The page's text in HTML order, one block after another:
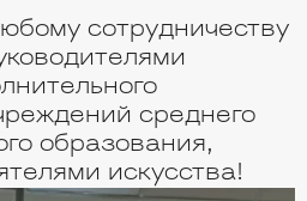
сотрудничеству
среднего
образования,
искусства!